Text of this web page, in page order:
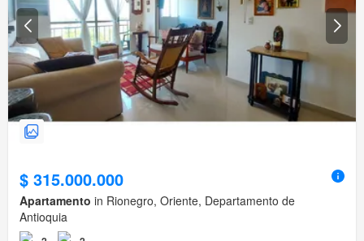
$ 315.000.000
Apartamento in Rionegro, Oriente, Departamento de
Antioquia